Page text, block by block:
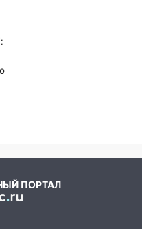
ПОРТАЛ